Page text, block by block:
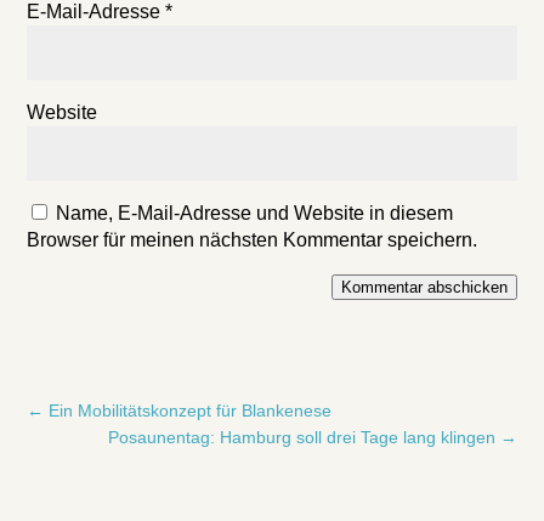
E-Mail-Adresse*
Website
Name, E-Mail-Adresse und Website in diesem
Browser für meinen nächsten Kommentar speichern.
Kommentar abschicken
← Ein Mobilitätskonzept für Blankenese
Posaunentag: Hamburg soll drei Tage lang klingen →